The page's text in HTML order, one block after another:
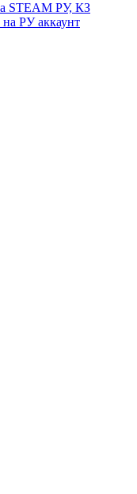
STEAM РУ, КЗ
РУ аккаунт